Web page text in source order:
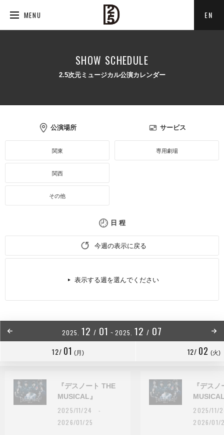
MENU EN
SHOW SCHEDULE
2.5次元ミュージカル公演カレンダー
公演場所
関東
関西
その他
日 程
今週の表示に戻る
表示する週を選んでください
サービス
専用劇場
2025. 12 / 01 ~ 2025. 12 / 07
12/ 01 (月) 12/ 02 (火)
『デスノート THE
MUSICAL』
2025/11/24 -
2026/01/25
『デス
2025/
2026/01/